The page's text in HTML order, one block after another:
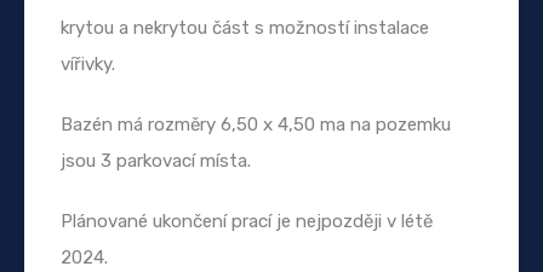
krytou a nekrytou část s možností instalace
vířivky.
Bazén má rozměry 6,50 x 4,50 ma na pozemku
jsou 3 parkovací místa.
Plánované ukončení prací je nejpozději v létě
2024.